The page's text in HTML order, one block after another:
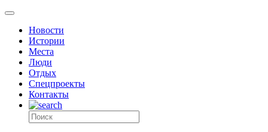
Новости
Истории
Места
Люди
Отдых
Спецпроекты
Контакты